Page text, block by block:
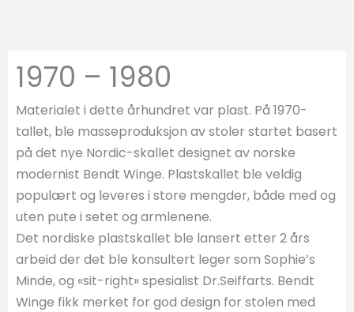
1970 – 1980
Materialet i dette århundret var plast. På 1970-
tallet, ble masseproduksjon av stoler startet basert
på det nye Nordic-skallet designet av norske
modernist Bendt Winge. Plastskallet ble veldig
populært og leveres i store mengder, både med og
uten pute i setet og armlenene.
Det nordiske plastskallet ble lansert etter 2 års
arbeid der det ble konsultert leger som Sophie’s
Minde, og «sit-right» spesialist Dr.Seiffarts. Bendt
Winge fikk merket for god design for stolen med